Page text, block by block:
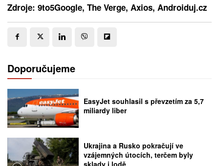
Zdroje: 9to5Google, The Verge, Axios, Androiduj.cz
Doporučujeme
EasyJet souhlasil s převzetím za 5,7
miliardy liber
Ukrajina a Rusko pokračují ve
vzájemných útocích, terčem byly
sklady i lodě